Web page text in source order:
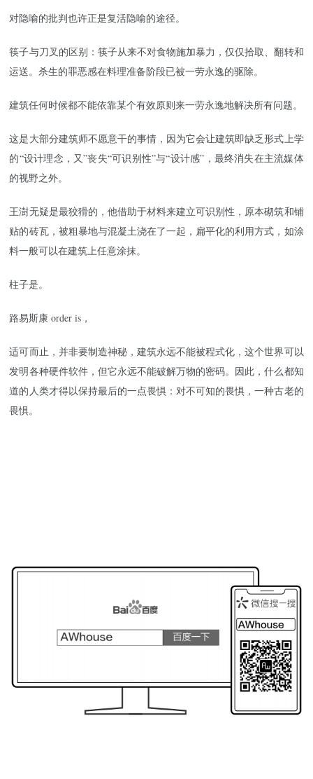
对隐喻的批判也许正是复活隐喻的途径。
筷子与刀叉的区别：筷子从来不对食物施加暴力，仅仅拾取、翻转和
运送。杀生的罪恶感在料理准备阶段已被一劳永逸的驱除。
建筑任何时候都不能依靠某个有效原则来一劳永逸地解决所有问题。
这是大部分建筑师不愿意干的事情，因为它会让建筑即缺乏形式上学
的“设计理念，又”丧失“可识别性”与“设计感”，最终消失在主流媒体
的视野之外。
王澍无疑是最狡猾的，他借助于材料来建立可识别性，原本砌筑和铺
贴的砖瓦，被粗暴地与混凝土浇在了一起，扁平化的利用方式，如涂
料一般可以在建筑上任意涂抹。
柱子是。
路易斯康 order is，
适可而止，并非要制造神秘，建筑永远不能被程式化，这个世界可以
发明各种硬件软件，但它永远不能破解万物的密码。因此，什么都知
道的人类才得以保持最后的一点畏惧：对不可知的畏惧，一种古老的
畏惧。